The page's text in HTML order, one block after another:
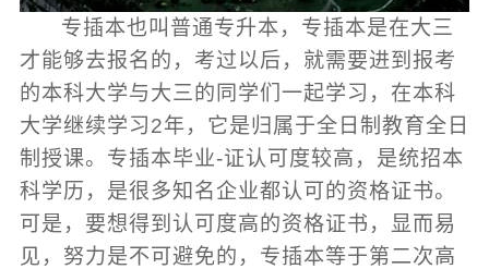
专插本也叫普通专升本，专插本是在大三
才能够去报名的，考过以后，就需要进到报考
的本科大学与大三的同学们一起学习，在本科
大学继续学习2年，它是归属于全日制教育全日
制授课。专插本毕业-证认可度较高，是统招本
科学历，是很多知名企业都认可的资格证书。
可是，要想得到认可度高的资格证书，显而易
见，努力是不可避免的，专插本等于第二次高